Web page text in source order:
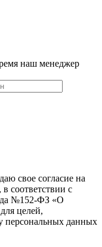
наш менеджер
свое согласие на
соответствии с
№152-ФЗ «О
целей,
персональных данных